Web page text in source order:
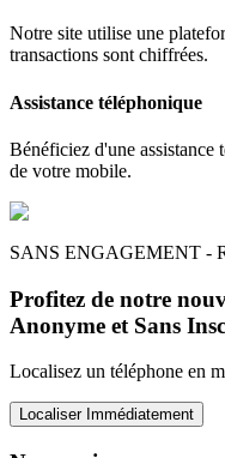
Notre site utilise une
transactions sont chiffrées.
Assistance téléphonique
Bénéficiez d'une assistance
de votre mobile.
SANS ENGAGEMENT -
Profitez de notre
Anonyme et Sans
Localisez un téléphone en
Localiser Immédiatement